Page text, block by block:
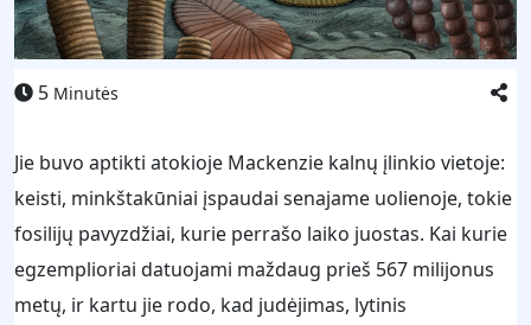
5 Minutės
Jie buvo aptikti atokioje Mackenzie kalnų įlinkio vietoje:
keisti, minkštakūniai įspaudai senajame uolienoje, tokie
fosilijų pavyzdžiai, kurie perrašo laiko juostas. Kai kurie
egzemplioriai datuojami maždaug prieš 567 milijonus
metų, ir kartu jie rodo, kad judėjimas, lytinis